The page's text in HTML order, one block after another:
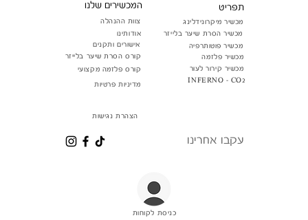
המכשירים שלנו
צוות ההנהלה
אודותינו
אישורים ותקנים
קורס הסרת שיער בלייזר
קורס פלזמה מקצועי
תפריט
מכשיר מיקרונידלינג
מכשיר הסרת שיער בלייזר
מכשיר פוטותרפיה
מכשיר פלזמה
מכשיר קירור לעור
מדיניות פרטיות INFERNO - CO2
הצהרת נגישות
עקבו אחרינו
כניסת לקוחות